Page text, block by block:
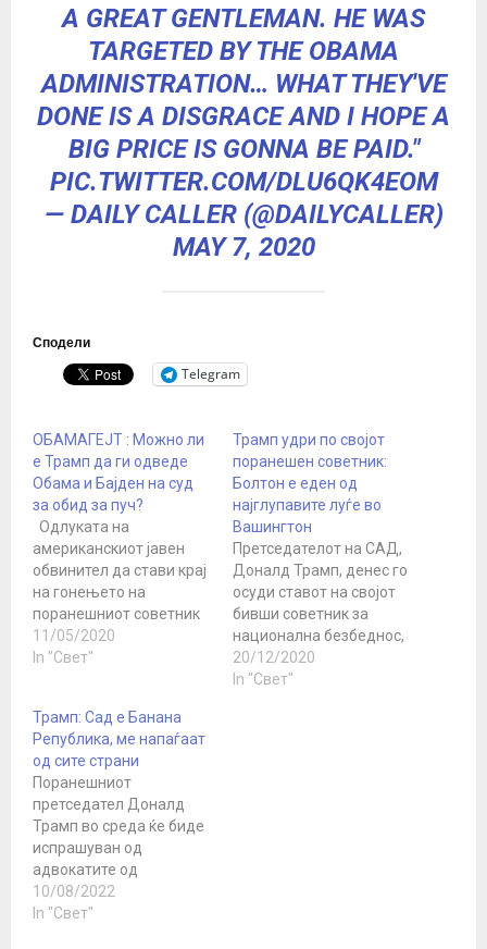
A GREAT GENTLEMAN. HE WAS
TARGETED BY THE OBAMA
ADMINISTRATION… WHAT THEY'VE
DONE IS A DISGRACE AND I HOPE A
BIG PRICE IS GONNA BE PAID."
PIC.TWITTER.COM/DLU6QK4EOM
— DAILY CALLER (@DAILYCALLER)
MAY 7, 2020
Сподели
Telegram
ОБАМАГЕЈТ : Можно ли
е Трамп да ги одведе
Обама и Бајден на суд
за обид за пуч?
Одлуката на
американскиот јавен
обвинител да стави крај
на гонењето на
поранешниот советник
за национална
безбедност на Трамп,
неговата
администрација над
политичките
противници и уште еден
доказ дека целата
„истрага за руски
заговор“ е една од
големите лаги. Можеби
е уште…
11/05/2020
In "Свет"
Трамп удри по својот
поранешен советник:
Болтон е еден од
најглупавите луѓе во
Вашингтон
Претседателот на САД,
Доналд Трамп, денес го
осуди ставот на својот
бивши советник за
национална безбеднос,
Џон Болтон, кој се
противи на предлогот
20/12/2020
In "Свет"
Трамп: Сад е Банана
Република, ме напаѓаат
од сите страни
Поранешниот
претседател Доналд
Трамп во среда ќе биде
испрашуван од
адвокатите од
канцеларијата на
њујоршката главна
10/08/2022
In "Свет"